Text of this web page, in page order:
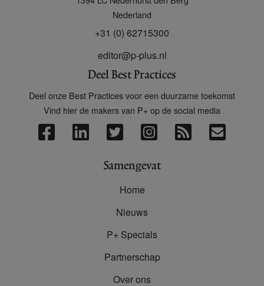
Nederland
+31 (0) 62715300
editor@p-plus.nl
Deel Best Practices
Deel onze Best Practices voor een duurzame toekomst
Vind hier de makers van P+ op de social media
Samengevat
Home
Nieuws
P+ Specials
Partnerschap
Over ons